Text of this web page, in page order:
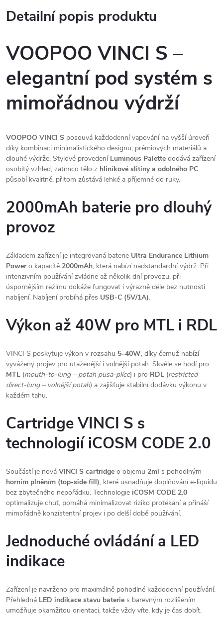
Detailní popis produktu
VOOPOO VINCI S –
elegantní pod systém s
mimořádnou výdrží
VOOPOO VINCI S posouvá každodenní vapování na vyšší úroveň
díky kombinaci minimalistického designu, prémiových materiálů a
dlouhé výdrže. Stylové provedení Luminous Palette dodává zařízení
osobitý vzhled, zatímco tělo z hliníkové slitiny a odolného PC
působí kvalitně, přitom zůstává lehké a příjemné do ruky.
2000mAh baterie pro dlouhý
provoz
Základem zařízení je integrovaná baterie Ultra Endurance Lithium
Powero kapacitě 2000mAh, která nabízí nadstandardní výdrž. Při
intenzivním používání zvládne až několik dní provozu, při
úspornějším režimu dokáže fungovat i výrazně déle bez nutnosti
nabíjení. Nabíjení probíhá přes USB-C (5V/1A).
Výkon až 40W pro MTL i RDL
VINCI S poskytuje výkon v rozsahu 5–40W, díky čemuž nabízí
vyvážený projev pro utaženější i volnější potah. Skvěle se hodí pro
MTL (mouth-to-lung – potah pusa-plíce) i pro RDL (restricted
direct-lung – volnější potah) a zajišťuje stabilní dodávku výkonu v
každém tahu.
Cartridge VINCI S s
technologií iCOSM CODE 2.0
Součástí je nová VINCI S cartridge o objemu 2ml s pohodlným
horním plněním (top-side fill), které usnadňuje doplňování e-liquidu
bez zbytečného nepořádku. Technologie iCOSM CODE 2.0
optimalizuje chuť, pomáhá minimalizovat riziko protékání a přináší
mimořádně konzistentní projev i po delší době používání.
Jednoduché ovládání a LED
indikace
Zařízení je navrženo pro maximálně pohodlné každodenní používání.
Přehledná LED indikace stavu baterie s barevným rozlišením
umožňuje okamžitou orientaci, takže vždy víte, kdy je čas dobít.